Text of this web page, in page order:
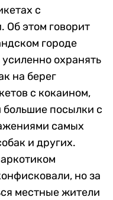
с
этом говорит
городе
усиленно охранять
на берег
с кокаином,
посылки с
самых
и других.
но за
местные жители